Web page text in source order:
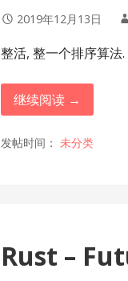
2019年12月13日
整活, 整一个排序算法
继续阅读 →
发帖时间：未分类
Rust –